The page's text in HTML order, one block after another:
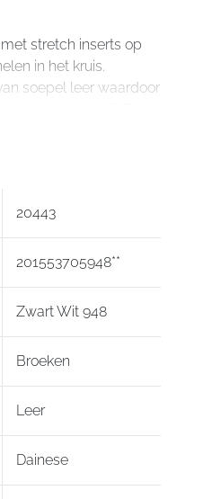
stretch inserts op
in het kruis.
soepel leer waardoor
en vervangbaar.
maten.
20443
201553705948**
Zwart Wit 948
Broeken
Leer
Dainese